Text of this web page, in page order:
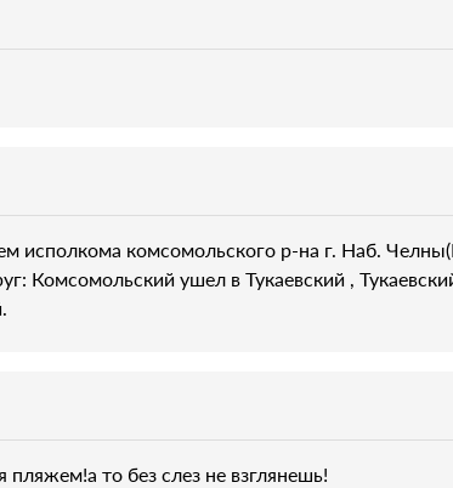
исполкома комсомольского р-на г. Наб.
Комсомольский ушел в Тукаевский ,
то без слез не взглянешь!